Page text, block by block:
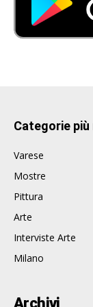
Categorie
Varese
Mostre
Pittura
Arte
Interviste Arte
Milano
Archivi